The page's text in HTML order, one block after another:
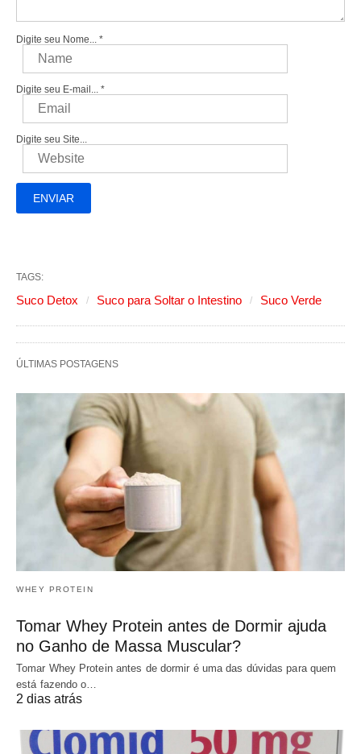
Digite seu Nome... *
Digite seu E-mail... *
Digite seu Site...
TAGS:
Suco Detox Suco para Soltar o Intestino Suco Verde
ÚLTIMAS POSTAGENS
WHEY PROTEIN
Tomar Whey Protein antes de Dormir ajuda
no Ganho de Massa Muscular?
Tomar Whey Protein antes de dormir é uma das dúvidas para quem
está fazendo o…
2 dias atrás